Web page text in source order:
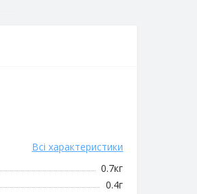
Всі характеристики
0.7кг
0.4г